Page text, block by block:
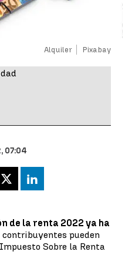
Alquiler Pixabay
07:04
X Linkedin
de la renta 2022 ya ha
contribuyentes pueden
Sobre la Renta